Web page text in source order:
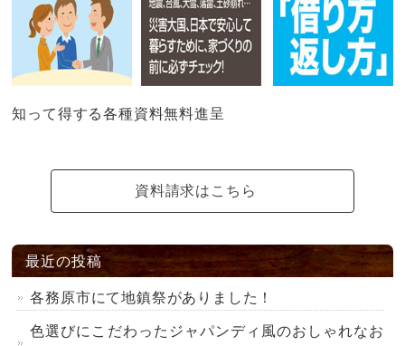
知って得する各種資料無料進呈
資料請求はこちら
最近の投稿
各務原市にて地鎮祭がありました！
色選びにこだわったジャパンディ風のおしゃれなお